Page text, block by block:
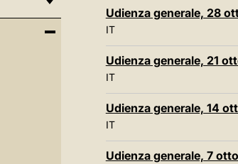
Udienza generale, 28
IT
Udienza generale, 21
IT
Udienza generale, 14
IT
Udienza generale, 7